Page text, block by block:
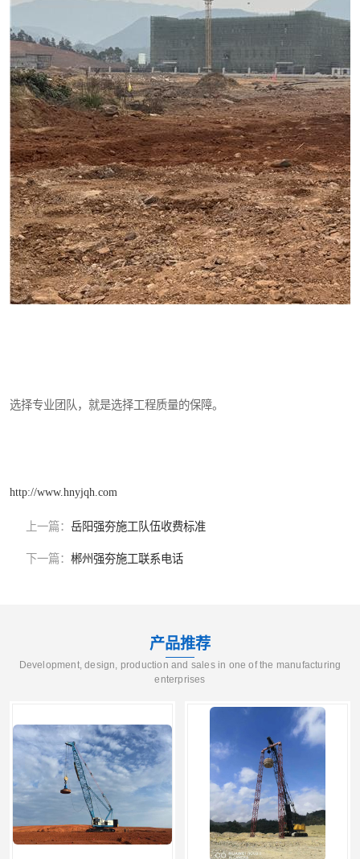
选择专业团队，就是选择工程质量的保障。
http://www.hnyjqh.com
上一篇： 岳阳强夯施工队伍收费标准
下一篇： 郴州强夯施工联系电话
产品推荐
Development, design, production and sales in one of the manufacturing
enterprises